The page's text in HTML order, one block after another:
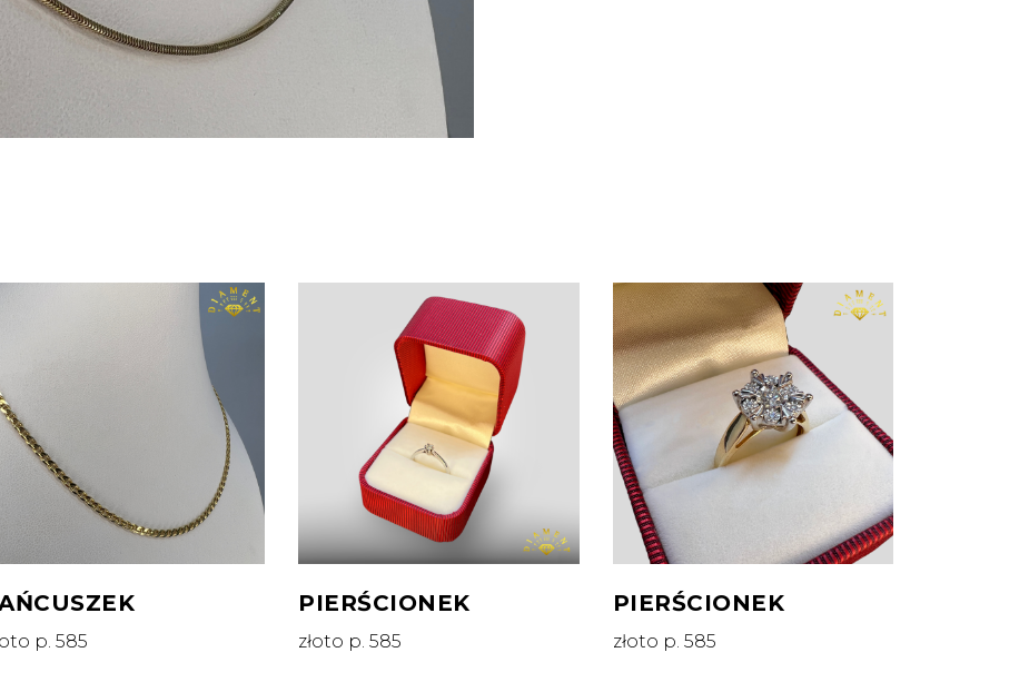
p. 585
PIERŚCIONEK
złoto p. 585
PIERŚCIONEK
złoto p. 585